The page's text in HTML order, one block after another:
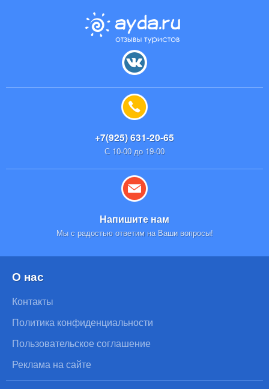
+7(925) 631-20-65
С 10-00 до 19-00
Напишите нам
Мы с радостью ответим на Ваши вопросы!
О нас
Контакты
Политика конфиденциальности
Пользовательское соглашение
Реклама на сайте